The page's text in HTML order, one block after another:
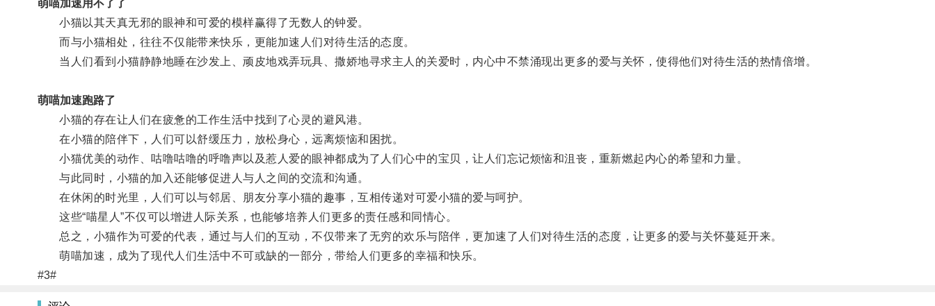
萌喵加速用不了了
小猫以其天真无邪的眼神和可爱的模样赢得了无数人的钟爱。
而与小猫相处，往往不仅能带来快乐，更能加速人们对待生活的态度。
当人们看到小猫静静地睡在沙发上、顽皮地戏弄玩具、撒娇地寻求主人的关爱时，内心中不禁涌现出更多的爱与关怀，使得他们对待生活的热情倍增。
萌喵加速跑路了
小猫的存在让人们在疲惫的工作生活中找到了心灵的避风港。
在小猫的陪伴下，人们可以舒缓压力，放松身心，远离烦恼和困扰。
小猫优美的动作、咕噜咕噜的呼噜声以及惹人爱的眼神都成为了人们心中的宝贝，让人们忘记烦恼和沮丧，重新燃起内心的希望和力量。
与此同时，小猫的加入还能够促进人与人之间的交流和沟通。
在休闲的时光里，人们可以与邻居、朋友分享小猫的趣事，互相传递对可爱小猫的爱与呵护。
这些“喵星人”不仅可以增进人际关系，也能够培养人们更多的责任感和同情心。
总之，小猫作为可爱的代表，通过与人们的互动，不仅带来了无穷的欢乐与陪伴，更加速了人们对待生活的态度，让更多的爱与关怀蔓延开来。
萌喵加速，成为了现代人们生活中不可或缺的一部分，带给人们更多的幸福和快乐。
#3#